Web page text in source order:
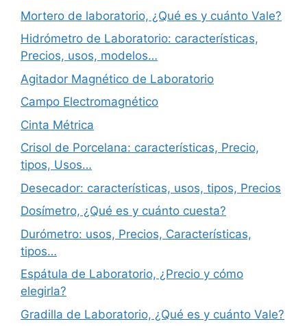
Mortero de laboratorio, ¿Qué es y cuánto Vale?
Hidrómetro de Laboratorio: características,
Precios, usos, modelos…
Agitador Magnético de Laboratorio
Campo Electromagnético
Cinta Métrica
Crisol de Porcelana: características, Precio,
tipos, Usos…
Desecador: características, usos, tipos, Precios
Dosímetro, ¿Qué es y cuánto cuesta?
Durómetro: usos, Precios, Características,
tipos…
Espátula de Laboratorio, ¿Precio y cómo
elegirla?
Gradilla de Laboratorio, ¿Qué es y cuánto Vale?